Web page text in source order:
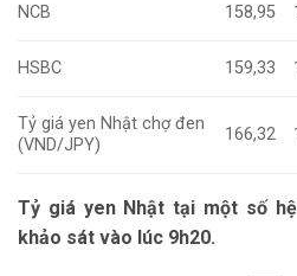
NCB 158,95
HSBC 159,33
Tỷ giá yen Nhật chợ đen
(VND/JPY)
166,32
Tỷ giá yen Nhật tại một số
khảo sát vào lúc 9h20.